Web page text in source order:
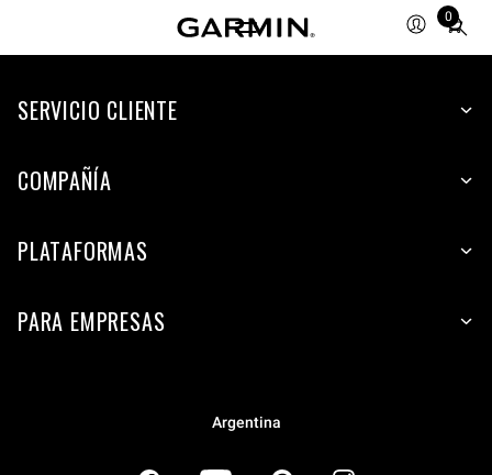
0
Total
items
cart:
SERVICIO CLIENTE
COMPAÑÍA
PLATAFORMAS
PARA EMPRESAS
Argentina